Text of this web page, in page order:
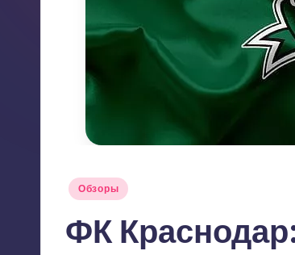
Опубликовано
Обзоры
ФК